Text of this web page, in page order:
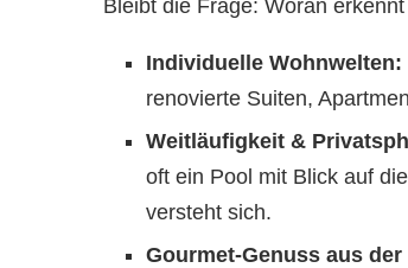
Bleibt die Frage: Woran
Individuelle Wohnwelten:
renovierte Suiten,
Weitläufigkeit &
oft ein Pool mit Blick auf
versteht sich.
Gourmet-Genuss aus der